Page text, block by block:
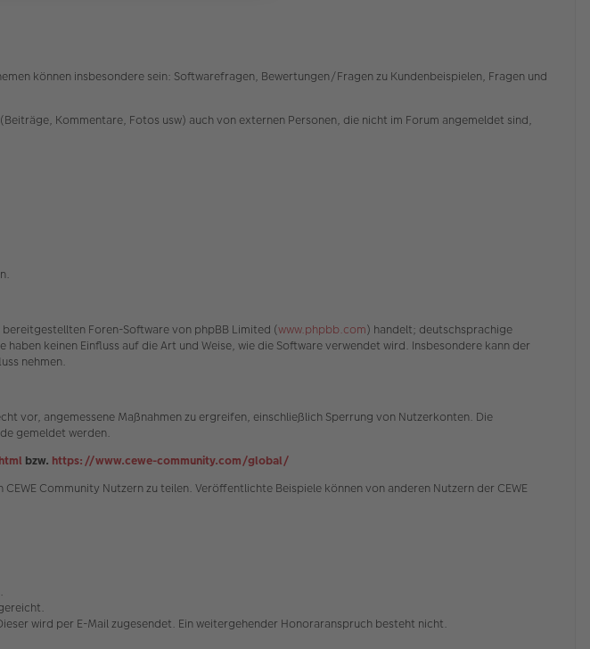
können insbesondere sein: Softwarefragen, Bewertungen/Fragen zu Kundenbeispielen, Fragen und
Kommentare, Fotos usw) auch von externen Personen, die nicht im Forum angemeldet sind,
bereitgestellten Foren-Software von phpBB Limited (www.phpbb.com) handelt; deutschsprachige
haben keinen Einfluss auf die Art und Weise, wie die Software verwendet wird. Insbesondere kann der
nehmen.
vor, angemessene Maßnahmen zu ergreifen, einschließlich Sperrung von Nutzerkonten. Die
gemeldet werden.
bzw. https://www.cewe-community.com/global/
Community Nutzern zu teilen. Veröffentlichte Beispiele können von anderen Nutzern der CEWE
wird per E-Mail zugesendet. Ein weitergehender Honoraranspruch besteht nicht.